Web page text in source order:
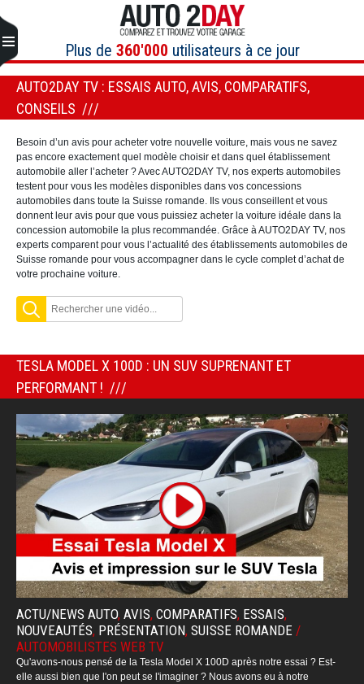
au
contenu
Plus de 360'000 utilisateurs à ce jour
AUTO2DAY TV : ESSAIS AUTO, AVIS, COMPARATIFS,
CONSEILS
Besoin d’un avis pour acheter votre nouvelle voiture, mais vous ne savez
pas encore exactement quel modèle choisir et dans quel établissement
automobile aller l’acheter ? Avec AUTO2DAY TV, nos experts automobiles
testent pour vous les modèles disponibles dans vos concessions
automobiles dans toute la Suisse romande. Ils vous conseillent et vous
donnent leur avis pour que vous puissiez acheter la voiture idéale dans la
concession automobile la plus recommandée. Grâce à AUTO2DAY TV, nos
experts comparent pour vous l’actualité des établissements automobiles de
Suisse romande pour vous accompagner dans le cycle complet d’achat de
votre prochaine voiture.
TESLA MODEL X 100D : UN SUV SUPRENANT ET
PERFORMANT !
ACTU/NEWS AUTO, AVIS, COMPARATIFS, ESSAIS,
NOUVEAUTÉS, PRÉSENTATION, SUISSE ROMANDE /
AUTOMOBILISTES WEB TV
Qu'avons-nous pensé de la Tesla Model X 100D après notre essai ? Est-
elle aussi bien que l'on peut se l'imaginer ? Nous avons eu à notre